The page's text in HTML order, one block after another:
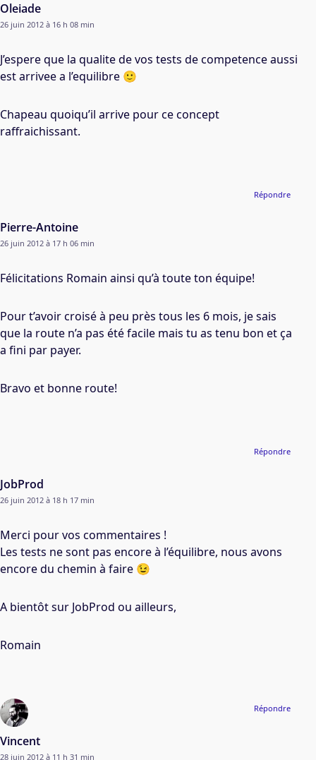
Oleiade
26 juin 2012 à 16 h 08 min
J’espere que la qualite de vos tests de competence aussi
est arrivee a l’equilibre 🙂
Chapeau quoiqu’il arrive pour ce concept
raffraichissant.
Pierre-Antoine
26 juin 2012 à 17 h 06 min
Félicitations Romain ainsi qu’à toute ton équipe!
Pour t’avoir croisé à peu près tous les 6 mois, je sais
que la route n’a pas été facile mais tu as tenu bon et ça
a fini par payer.
Bravo et bonne route!
Répondre
JobProd
26 juin 2012 à 18 h 17 min
Merci pour vos commentaires !
Les tests ne sont pas encore à l’équilibre, nous avons
encore du chemin à faire 😉
A bientôt sur JobProd ou ailleurs,
Romain
Répondre
Vincent
28 juin 2012 à 11 h 31 min
Répondre